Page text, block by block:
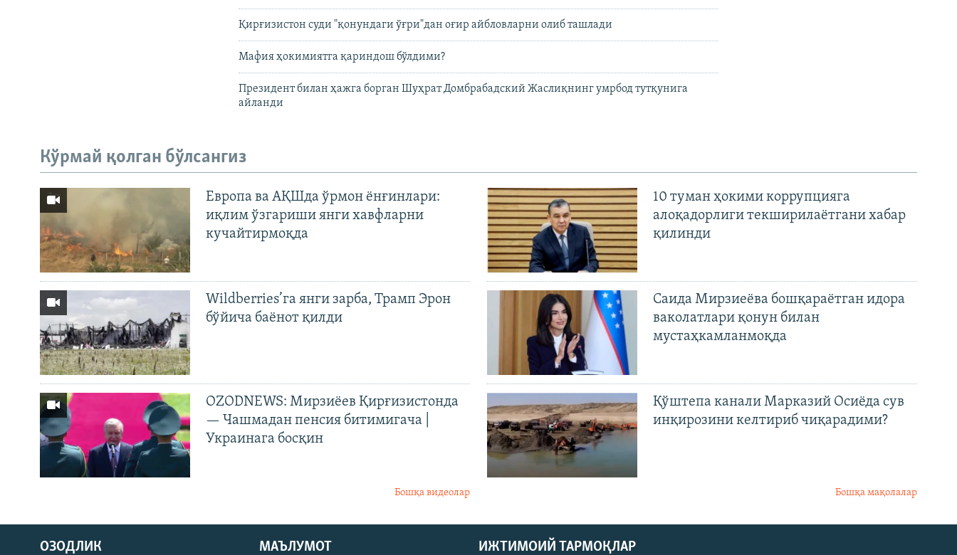
Қирғизистон суди "қонундаги ўғри"дан оғир айбловларни олиб ташлади
Мафия ҳокимиятга қариндош бўлдими?
Президент билан ҳажга борган Шуҳрат Домбрабадский Жаслиқнинг умрбод тутқунига
айланди
Кўрмай қолган бўлсангиз
Европа ва АҚШда ўрмон ёнғинлари:
иқлим ўзгариши янги хавфларни
кучайтирмоқда
Wildberries’га янги зарба, Трамп Эрон
бўйича баёнот қилди
OZODNEWS: Мирзиёев Қирғизистонда
— Чашмадан пенсия битимигача |
Украинага босқин
Бошқа видеолар
10 туман ҳокими коррупцияга
алоқадорлиги текширилаётгани хабар
қилинди
Саида Мирзиеёва бошқараётган идора
ваколатлари қонун билан
мустаҳкамланмоқда
Қўштепа канали Марказий Осиёда сув
инқирозини келтириб чиқарадими?
Бошқа мақолалар
ИЖТИМОИЙ ТАРМОҚЛАР
ОЗОДЛИК МАЪЛУМОТ